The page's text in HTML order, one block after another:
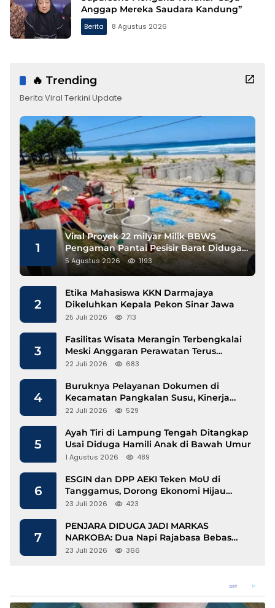
Anggap Mereka Saudara Kandung”
Berita 8 Agustus 2026
🔥 Trending
Berita Viral Terkini Update
1
Viral Proyek 22 milyar Milik BBWS
Pengaman Pantai Pesisir Barat Diduga
Gunakan Besi Banci
5 Agustus 2026 1193
2
Etika Mahasiswa KKN Darmajaya
Dikeluhkan Kepala Pekon Sinar Jawa
25 Juli 2026 713
3
Fasilitas Wisata Merangin Terbengkalai
Meski Anggaran Perawatan Terus
Mengalir
22 Juli 2026 683
4
Buruknya Pelayanan Dokumen di
Kecamatan Pangkalan Susu, Kinerja
Disdukcapil Langkat Disorot
22 Juli 2026 529
5
Ayah Tiri di Lampung Tengah Ditangkap
Usai Diduga Hamili Anak di Bawah Umur
1 Agustus 2026 489
6
ESGIN dan DPP AEKI Teken MoU di
Tanggamus, Dorong Ekonomi Hijau
Berbasis Kopi dan Perdagangan Karbon
23 Juli 2026 423
7
PENJARA DIDUGA JADI MARKAS
NARKOBA: Dua Napi Rajabasa Bebas
Gunakan HP, Muncul Dugaan
23 Juli 2026 366